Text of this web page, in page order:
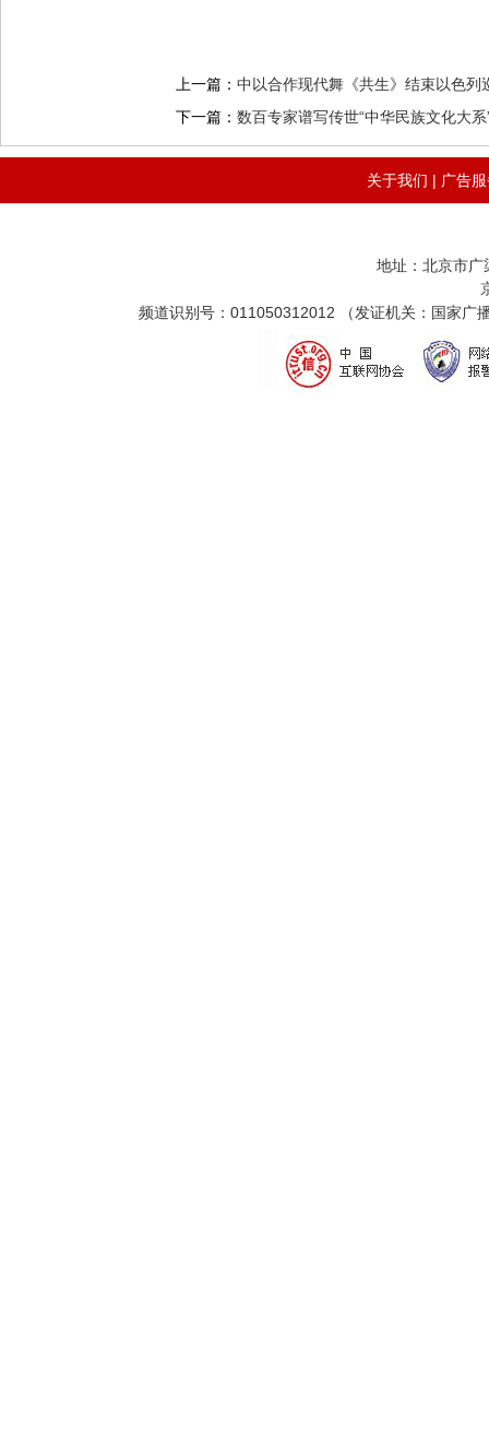
上一篇： 中以合作现代舞《共生》结束以色列
下一篇： 数百专家谱写传世“中华民族文化大系
关于我们 | 广告
地址：北京市广
频道识别号：011050312012 （发证机关：国家广